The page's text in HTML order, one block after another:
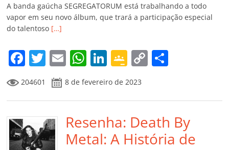
A banda gaúcha SEGREGATORUM está trabalhando a todo
vapor em seu novo álbum, que trará a participação especial
do talentoso […]
F
a
c
e
b
o
T
w
itt
er
E
m
ai
l
W
at
s
A
p
Li
k
e
dI
n
G
o
o
gl
e
Cl
C
y
Li
n
p
ar
til
204601 8 de fevereiro de 2023
Resenha: Death By
Metal: A História de